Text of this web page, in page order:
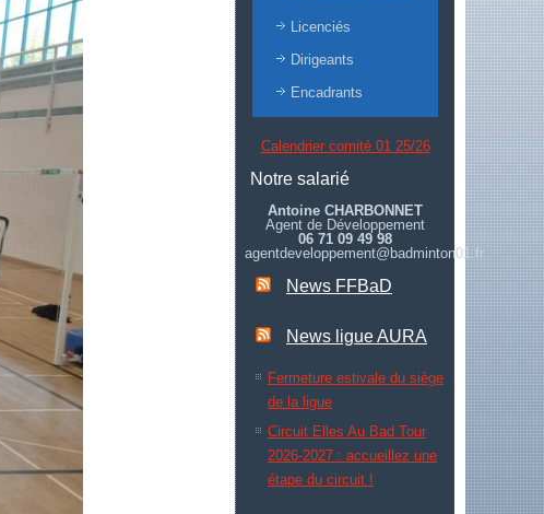
Licenciés
Dirigeants
Encadrants
Calendrier comité 01 25/26
Notre salarié
Antoine CHARBONNET
Agent de Développement
06 71 09 49 98
agentdeveloppement@badminton01.fr
News FFBaD
News ligue AURA
Fermeture estivale du siège
de la ligue
Circuit Elles Au Bad Tour
2026-2027 : accueillez une
étape du circuit !